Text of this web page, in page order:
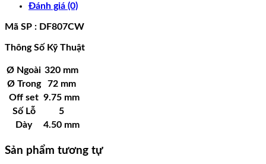
Đánh giá (0)
Mã SP : DF807CW
Thông Số Kỹ Thuật
Ø Ngoài 320 mm
Ø Trong
72 mm
Off set 9.75 mm
Số Lỗ
5
Dày
4.50 mm
Sản phẩm tương tự